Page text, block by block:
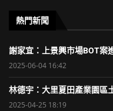
熱門新聞
謝家宜：上景興市場BOT案
2025-06-04 16:42
林德宇：大里夏田產業園區
2025-04-25 18:19